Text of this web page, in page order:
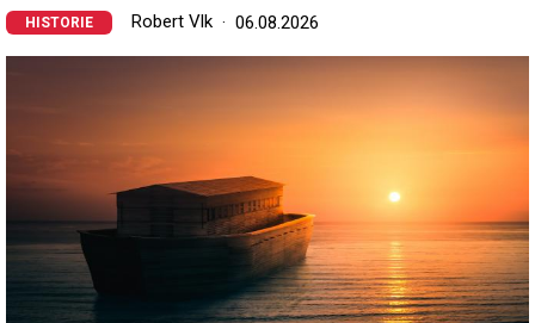
HISTORIE Robert Vlk 06.08.2026